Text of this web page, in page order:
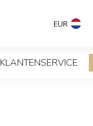
EUR
KLANTENSERVICE